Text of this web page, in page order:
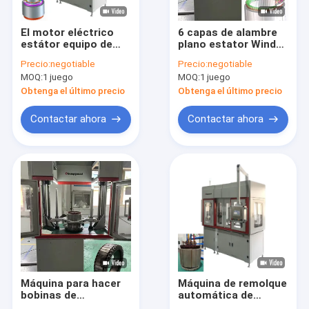
El motor eléctrico
estátor equipo de
aislamiento entre
giros de ampliación
Precio:negotiable
MOQ:1 juego
Obtenga el último precio
Contactar ahora
6 capas de alambre
plano estator Winder
de hacer máquina
ODM
Precio:negotiable
MOQ:1 juego
Obtenga el último precio
Contactar ahora
Máquina para hacer
bobinas de
Máquina de remolque
automática de